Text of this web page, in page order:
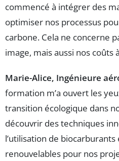
commencé à intégrer des
optimiser nos processus
carbone. Cela ne concerne
image, mais aussi nos coûts
Marie-Alice, Ingénieure
formation m’a ouvert les
transition écologique dans
découvrir des techniques
l’utilisation de biocarburants
renouvelables pour nos